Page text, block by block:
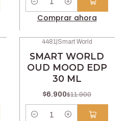
Cantidad
Comprar ahora
4481| Smart World
SMART WORLD
OUD MOOD EDP
30 ML
$6.900$11.900